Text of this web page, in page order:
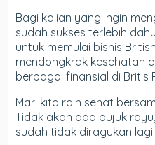
Bagi kalian yang ingin
sudah sukses terlebih
untuk memulai bisnis
mendongkrak kesehatan
berbagai finansial di Britis
Mari kita raih sehat
Tidak akan ada bujuk
sudah tidak diragukan lagi.